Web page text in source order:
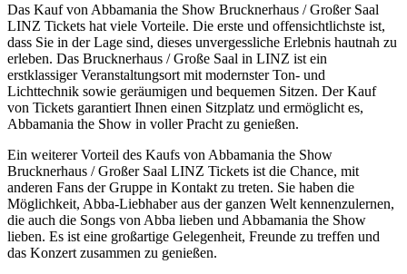
Das Kauf von Abbamania the Show Brucknerhaus / Großer Saal
LINZ Tickets hat viele Vorteile. Die erste und offensichtlichste ist,
dass Sie in der Lage sind, dieses unvergessliche Erlebnis hautnah zu
erleben. Das Brucknerhaus / Große Saal in LINZ ist ein
erstklassiger Veranstaltungsort mit modernster Ton- und
Lichttechnik sowie geräumigen und bequemen Sitzen. Der Kauf
von Tickets garantiert Ihnen einen Sitzplatz und ermöglicht es,
Abbamania the Show in voller Pracht zu genießen.
Ein weiterer Vorteil des Kaufs von Abbamania the Show
Brucknerhaus / Großer Saal LINZ Tickets ist die Chance, mit
anderen Fans der Gruppe in Kontakt zu treten. Sie haben die
Möglichkeit, Abba-Liebhaber aus der ganzen Welt kennenzulernen,
die auch die Songs von Abba lieben und Abbamania the Show
lieben. Es ist eine großartige Gelegenheit, Freunde zu treffen und
das Konzert zusammen zu genießen.